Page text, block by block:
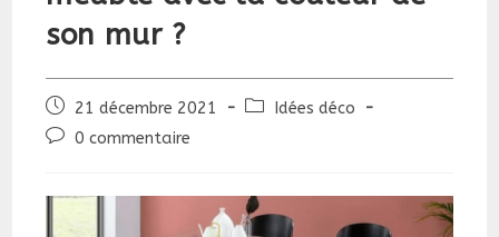
son mur ?
Publication
publiée :
21 décembre 2021
PostIdées déco
Commentaires
0 commentaire